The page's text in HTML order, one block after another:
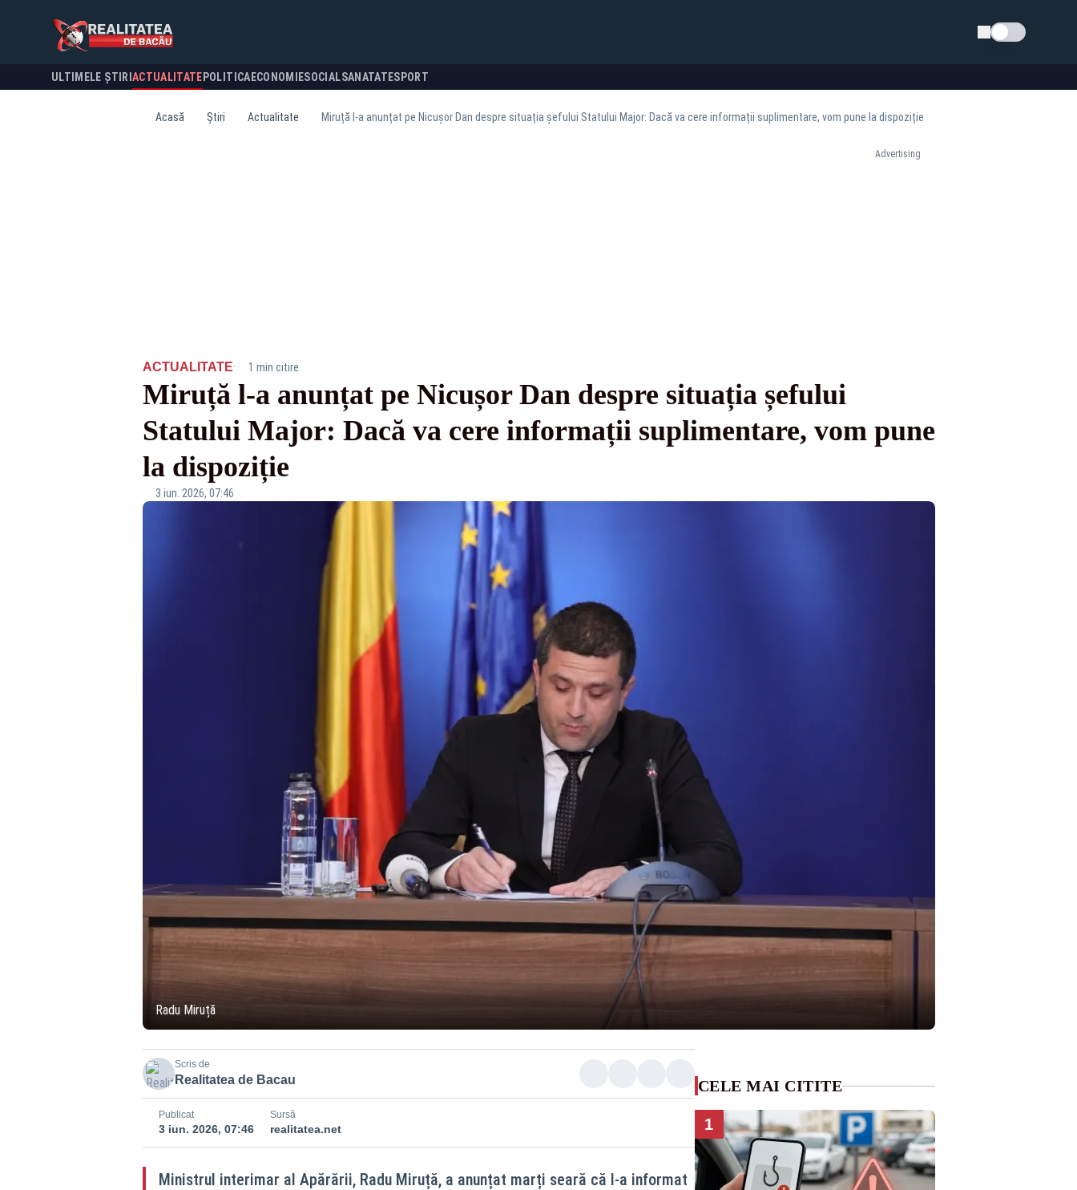
Schimba tema
ULTIMELE ȘTIRI ACTUALITATE POLITICA ECONOMIESOCIALSANATATESPORT
Acasă Știri Actualitate Miruță l-a anunțat pe Nicușor Dan despre situația șefului Statului Major: Dacă va cere informații suplimentare, vom pune la dispoziție
Advertising
ACTUALITATE· 1 min citire
Miruță l-a anunțat pe Nicușor Dan despre situația șefului
Statului Major: Dacă va cere informații suplimentare, vom pune
la dispoziție
3 iun. 2026, 07:46
Radu Miruță
Scris de
Realitatea de Bacau
Publicat
3 iun. 2026, 07:46
Sursă
realitatea.net
Ministrul interimar al Apărării, Radu Miruță, a anunțat marți seară că l-a informat
CELE MAI CITITE
1